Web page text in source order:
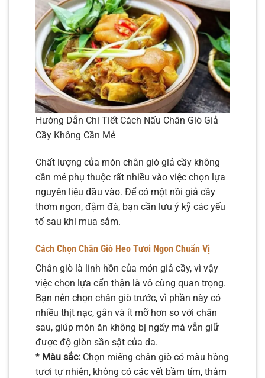
Hướng Dẫn Chi Tiết Cách Nấu Chân Giò Giả
Cầy Không Cần Mẻ
Chất lượng của món chân giò giả cầy không
cần mẻ phụ thuộc rất nhiều vào việc chọn lựa
nguyên liệu đầu vào. Để có một nồi giả cầy
thơm ngon, đậm đà, bạn cần lưu ý kỹ các yếu
tố sau khi mua sắm.
Cách Chọn Chân Giò Heo Tươi Ngon Chuẩn Vị
Chân giò là linh hồn của món giả cầy, vì vậy
việc chọn lựa cẩn thận là vô cùng quan trọng.
Bạn nên chọn chân giò trước, vì phần này có
nhiều thịt nạc, gân và ít mỡ hơn so với chân
sau, giúp món ăn không bị ngấy mà vẫn giữ
được độ giòn sần sật của da.
* Màu sắc: Chọn miếng chân giò có màu hồng
tươi tự nhiên, không có các vết bầm tím, thâm